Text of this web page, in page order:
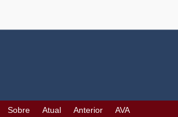
Sobre Atual Anterior AVA